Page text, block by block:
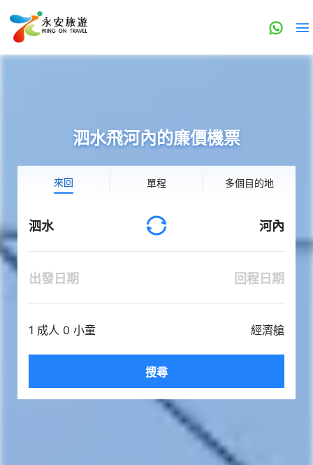
泗水飛河內的廉價機票
來回 單程 多個目的地
泗水 河內
出發日期 回程日期
1 成人 0 小童 經濟艙
搜尋